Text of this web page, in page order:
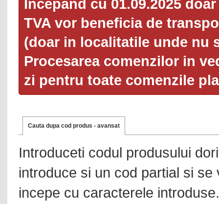
Incepand cu 01.09.2025
TVA vor beneficia de
(doar in localitatile unde nu
Procesarea comenzilor in
zi pentru toate comenzile
Cauta dupa cod produs - avansat
Introduceti codul produsului
introduce si un cod partial si
incepe cu caracterele introduse.